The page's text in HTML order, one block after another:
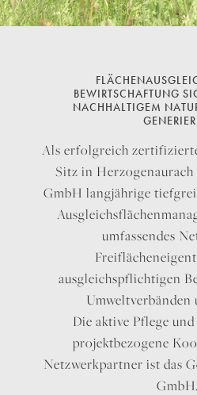
BEWIRTSCHAFTUNG
NACHHALTIGEM
Als erfolgreich
Sitz in
GmbH langjährige
umfassendes
ausgleichspflichtigen
Umweltverbänden
Die aktive Pflege
projektbezogene
Netzwerkpartner ist das
GmbH.